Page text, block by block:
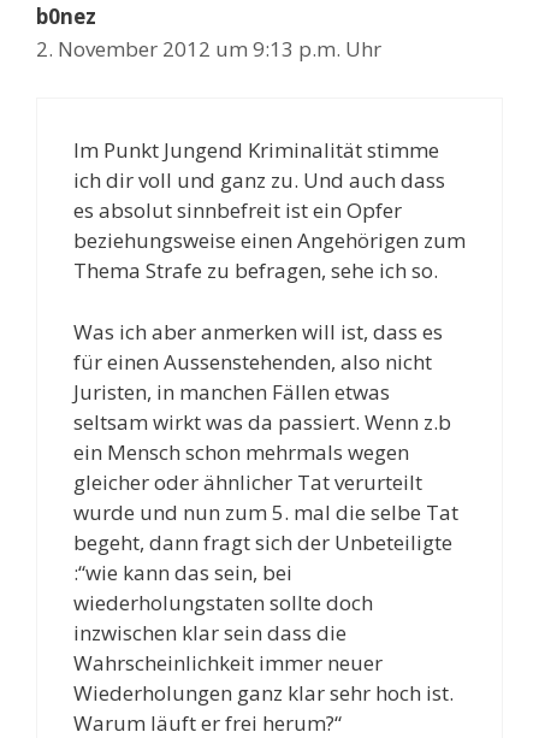
b0nez
2. November 2012 um 9:13 p.m. Uhr
Im Punkt Jungend Kriminalität stimme
ich dir voll und ganz zu. Und auch dass
es absolut sinnbefreit ist ein Opfer
beziehungsweise einen Angehörigen zum
Thema Strafe zu befragen, sehe ich so.
Was ich aber anmerken will ist, dass es
für einen Aussenstehenden, also nicht
Juristen, in manchen Fällen etwas
seltsam wirkt was da passiert. Wenn z.b
ein Mensch schon mehrmals wegen
gleicher oder ähnlicher Tat verurteilt
wurde und nun zum 5. mal die selbe Tat
begeht, dann fragt sich der Unbeteiligte
:“wie kann das sein, bei
wiederholungstaten sollte doch
inzwischen klar sein dass die
Wahrscheinlichkeit immer neuer
Wiederholungen ganz klar sehr hoch ist.
Warum läuft er frei herum?“